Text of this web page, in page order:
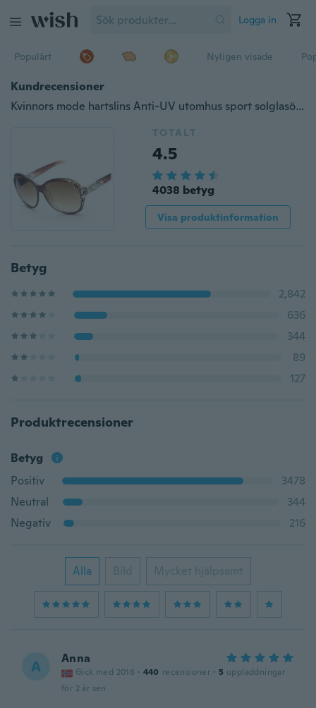
Logga in
Populärt Nyligen visade
Kundrecensioner
Kvinnors mode hartslins Anti-UV utomhus sport solglasögon Polariserade dra glasögon
TOTALT
4.5
4038 betyg
Visa produktinformation
Betyg
2,842
636
344
89
127
Produktrecensioner
Betyg
Positiv
3478
Neutral
344
Negativ
216
Alla Bild Mycket hjälpsamt
A Anna
Gick med 2016 · 440 recensioner · 5 uppladdningar
för 2 år sen